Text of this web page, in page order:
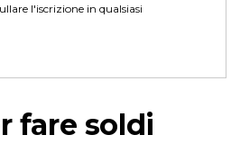
l'iscrizione in qualsiasi
fare soldi